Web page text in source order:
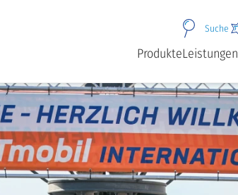
ProdukteLeistungen
Suche